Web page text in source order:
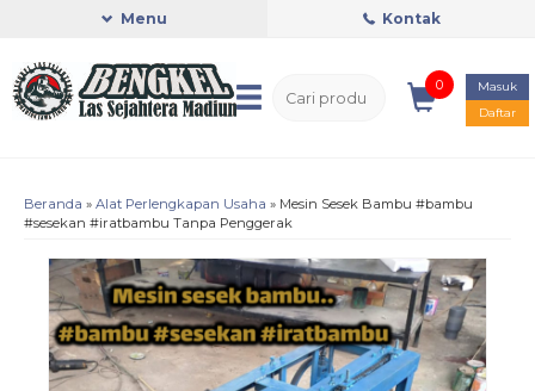
Menu Kontak
0
Masuk
Daftar
Beranda » Alat Perlengkapan Usaha » Mesin Sesek Bambu #bambu
#sesekan #iratbambu Tanpa Penggerak